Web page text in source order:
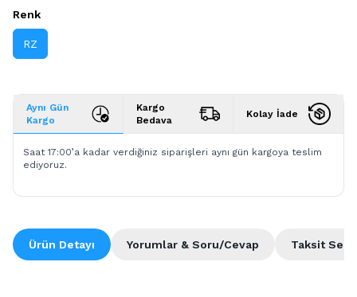
Renk
RZ
Aynı Gün
Kargo
Kargo
Bedava
Kolay İade
Saat 17:00’a kadar verdiğiniz siparişleri aynı gün kargoya teslim
ediyoruz.
Ürün Detayı Taksit
Yorumlar & Soru/Cevap